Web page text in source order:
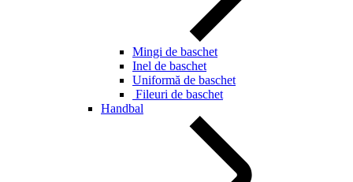
Mingi de baschet
Inel de baschet
Uniformă de baschet
Fileuri de baschet
Handbal